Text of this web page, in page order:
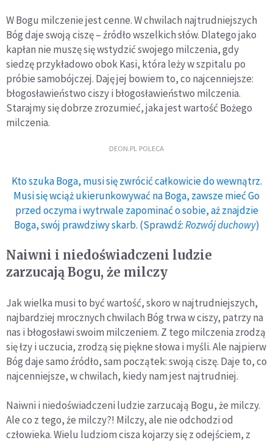
W Bogu milczenie jest cenne. W chwilach najtrudniejszych
Bóg daje swoją ciszę – źródło wszelkich słów. Dlatego jako
kapłan nie muszę się wstydzić swojego milczenia, gdy
siedzę przykładowo obok Kasi, która leży w szpitalu po
próbie samobójczej. Daję jej bowiem to, co najcenniejsze:
błogosławieństwo ciszy i błogosławieństwo milczenia.
Starajmy się dobrze zrozumieć, jaka jest wartość Bożego
milczenia.
DEON.PL POLECA
Kto szuka Boga, musi się zwrócić całkowicie do wewnątrz.
Musi się wciąż ukierunkowywać na Boga, zawsze mieć Go
przed oczyma i wytrwale zapominać o sobie, aż znajdzie
Boga, swój prawdziwy skarb. (Sprawdź:Rozwój duchowy)
Naiwni i niedoświadczeni ludzie
zarzucają Bogu, że milczy
Jak wielka musi to być wartość, skoro w najtrudniejszych,
najbardziej mrocznych chwilach Bóg trwa w ciszy, patrzy na
nas i błogosławi swoim milczeniem. Z tego milczenia zrodzą
się łzy i uczucia, zrodzą się piękne słowa i myśli. Ale najpierw
Bóg daje samo źródło, sam początek: swoją ciszę. Daje to, co
najcenniejsze, w chwilach, kiedy nam jest najtrudniej.
Naiwni i niedoświadczeni ludzie zarzucają Bogu, że milczy.
Ale co z tego, że milczy?! Milczy, ale nie odchodzi od
człowieka. Wielu ludziom cisza kojarzy się z odejściem, z